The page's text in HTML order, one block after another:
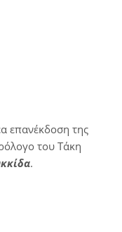
επανέκδοση της
του Τάκη
.